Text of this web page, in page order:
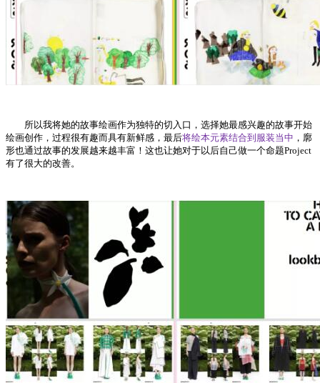
所以我将她的故事绘画作为独特的切入口，选择她最感兴趣的故事开始
绘画创作，过程很有趣而具有新鲜感，最后将绘本元素结合到服装当中 ，廓
形也通过故事的发展越来越丰富！这也让她对于以后自己做一个命题Project
有了很大的改善。